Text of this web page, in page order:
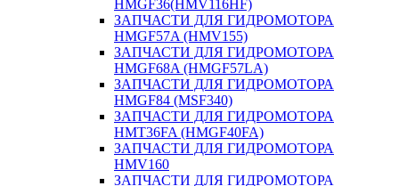
HMGF36(HMV116HF)
ЗАПЧАСТИ ДЛЯ ГИДРОМОТОРА
HMGF57A (HMV155)
ЗАПЧАСТИ ДЛЯ ГИДРОМОТОРА
HMGF68A (HMGF57LA)
ЗАПЧАСТИ ДЛЯ ГИДРОМОТОРА
HMGF84 (MSF340)
ЗАПЧАСТИ ДЛЯ ГИДРОМОТОРА
HMT36FA (HMGF40FA)
ЗАПЧАСТИ ДЛЯ ГИДРОМОТОРА
HMV160
ЗАПЧАСТИ ДЛЯ ГИДРОМОТОРА